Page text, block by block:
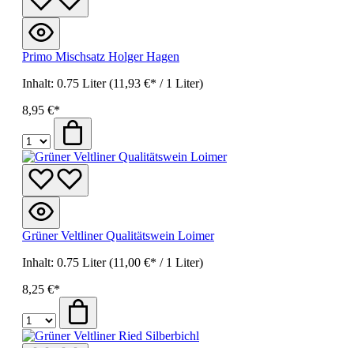
Primo Mischsatz Holger Hagen
Inhalt: 0.75 Liter(11,93 €* / 1 Liter)
8,95 €*
Grüner Veltliner Qualitätswein Loimer
Inhalt: 0.75 Liter(11,00 €* / 1 Liter)
8,25 €*